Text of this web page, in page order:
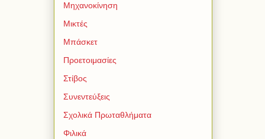
Μηχανοκίνηση
Μικτές
Μπάσκετ
Προετοιμασίες
Στίβος
Συνεντεύξεις
Σχολικά Πρωταθλήματα
Φιλικά